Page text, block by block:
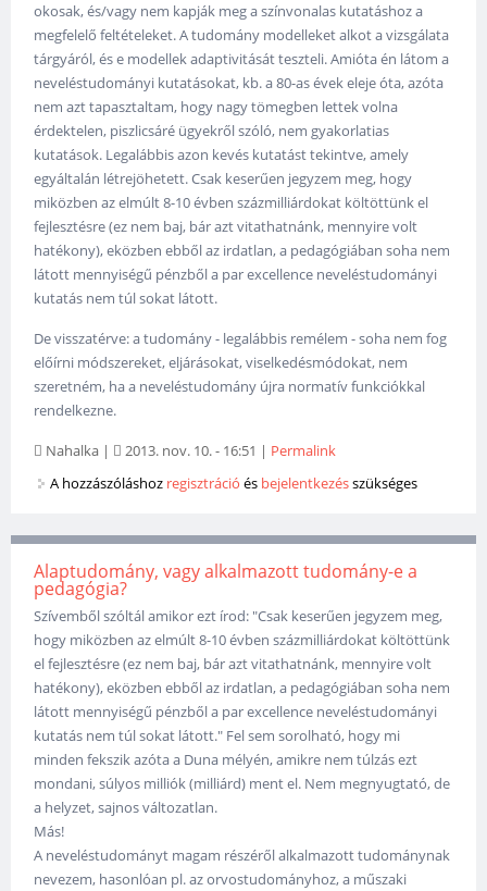
okosak, és/vagy nem kapják meg a színvonalas kutatáshoz a
megfelelő feltételeket. A tudomány modelleket alkot a vizsgálata
tárgyáról, és e modellek adaptivitását teszteli. Amióta én látom a
neveléstudományi kutatásokat, kb. a 80-as évek eleje óta, azóta
nem azt tapasztaltam, hogy nagy tömegben lettek volna
érdektelen, piszlicsáré ügyekről szóló, nem gyakorlatias
kutatások. Legalábbis azon kevés kutatást tekintve, amely
egyáltalán létrejöhetett. Csak keserűen jegyzem meg, hogy
miközben az elmúlt 8-10 évben százmilliárdokat költöttünk el
fejlesztésre (ez nem baj, bár azt vitathatnánk, mennyire volt
hatékony), eközben ebből az irdatlan, a pedagógiában soha nem
látott mennyiségű pénzből a par excellence neveléstudományi
kutatás nem túl sokat látott.
De visszatérve: a tudomány - legalábbis remélem - soha nem fog
előírni módszereket, eljárásokat, viselkedésmódokat, nem
szeretném, ha a neveléstudomány újra normatív funkciókkal
rendelkezne.
Nahalka | 2013. nov. 10. - 16:51 | Permalink
A hozzászóláshoz regisztráció és bejelentkezésszükséges
Alaptudomány, vagy alkalmazott tudomány-e a
pedagógia?
Szívemből szóltál amikor ezt írod: "Csak keserűen jegyzem meg,
hogy miközben az elmúlt 8-10 évben százmilliárdokat költöttünk
el fejlesztésre (ez nem baj, bár azt vitathatnánk, mennyire volt
hatékony), eközben ebből az irdatlan, a pedagógiában soha nem
látott mennyiségű pénzből a par excellence neveléstudományi
kutatás nem túl sokat látott." Fel sem sorolható, hogy mi
minden fekszik azóta a Duna mélyén, amikre nem túlzás ezt
mondani, súlyos milliók (milliárd) ment el. Nem megnyugtató, de
a helyzet, sajnos változatlan.
Más!
A neveléstudományt magam részéről alkalmazott tudománynak
nevezem, hasonlóan pl. az orvostudományhoz, a műszaki